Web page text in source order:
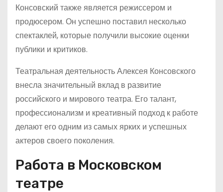
Консовский также является режиссером и
продюсером. Он успешно поставил несколько
спектаклей, которые получили высокие оценки
публики и критиков.
Театральная деятельность Алексея Консовского
внесла значительный вклад в развитие
российского и мирового театра. Его талант,
профессионализм и креативный подход к работе
делают его одним из самых ярких и успешных
актеров своего поколения.
Работа в Московском
театре